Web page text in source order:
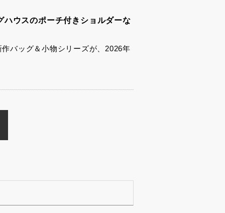
ウスのポーチ付きショルダーな
バッグ＆小物シリーズが、2026年